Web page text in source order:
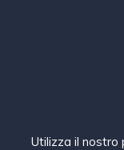
Utilizza il